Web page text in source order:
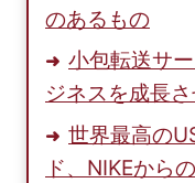
のあるもの
小包転送サ
ジネスを成長
世界最高の
ド、NIKEから